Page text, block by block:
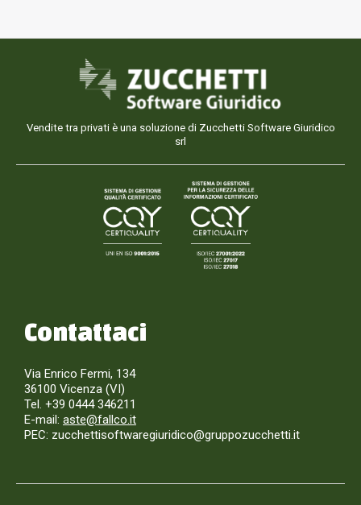
Vendite tra privati è una soluzione di Zucchetti Software Giuridico
srl
Contattaci
Via Enrico Fermi, 134
36100 Vicenza (VI)
Tel. +39 0444 346211
E-mail: aste@fallco.it
PEC: zucchettisoftwaregiuridico@gruppozucchetti.it